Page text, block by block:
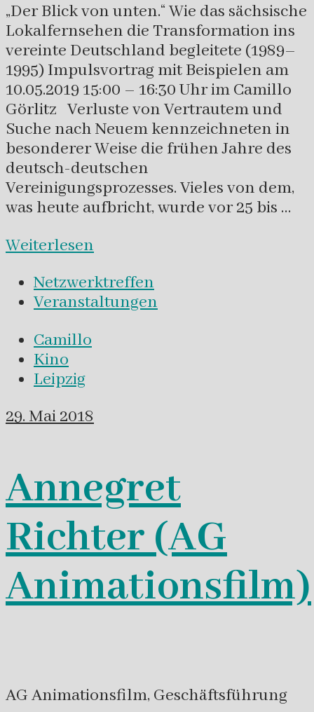
„Der Blick von unten.“ Wie das sächsische
Lokalfernsehen die Transformation ins
vereinte Deutschland begleitete (1989–
1995) Impulsvortrag mit Beispielen am
10.05.2019 15:00 – 16:30 Uhr im Camillo
Görlitz Verluste von Vertrautem und
Suche nach Neuem kennzeichneten in
besonderer Weise die frühen Jahre des
deutsch-deutschen
Vereinigungsprozesses. Vieles von dem,
was heute aufbricht, wurde vor 25 bis …
Weiterlesen
Netzwerktreffen
Veranstaltungen
Camillo
Kino
Leipzig
29. Mai 2018
Annegret
Richter (AG
Animationsfilm)
AG Animationsfilm, Geschäftsführung